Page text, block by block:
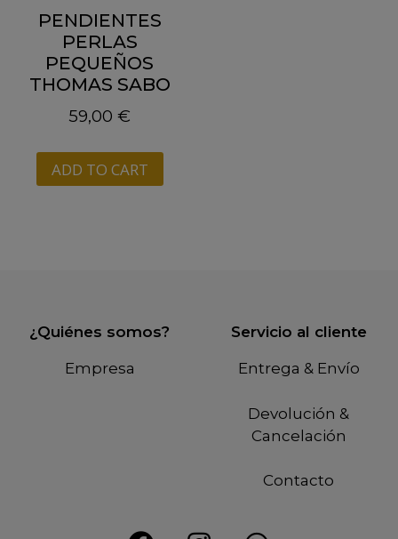
PENDIENTES
PERLAS
PEQUEÑOS
THOMAS SABO
59,00 €
ADD TO CART
¿Quiénes somos?
Empresa
Servicio al cliente
Entrega & Envío
Devolución &
Cancelación
Contacto